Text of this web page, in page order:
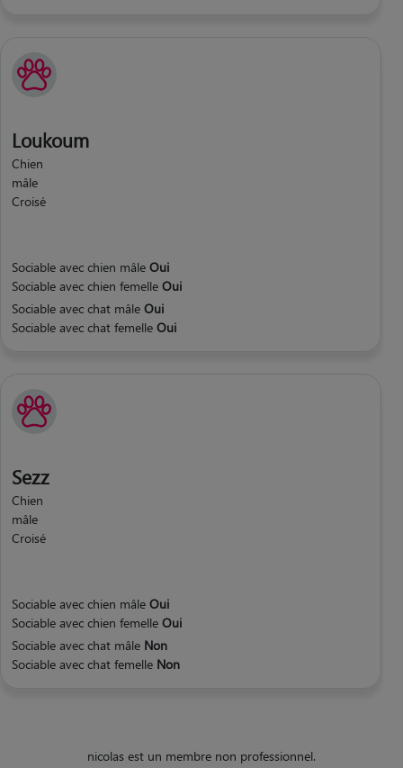
Loukoum
Chien
mâle
Croisé
Sociable avec chien mâle Oui
Sociable avec chien femelle Oui
Sociable avec chat mâle Oui
Sociable avec chat femelle Oui
Sezz
Chien
mâle
Croisé
Sociable avec chien mâle Oui
Sociable avec chien femelle Oui
Sociable avec chat mâle Non
Sociable avec chat femelle Non
nicolas est un membre non professionnel.